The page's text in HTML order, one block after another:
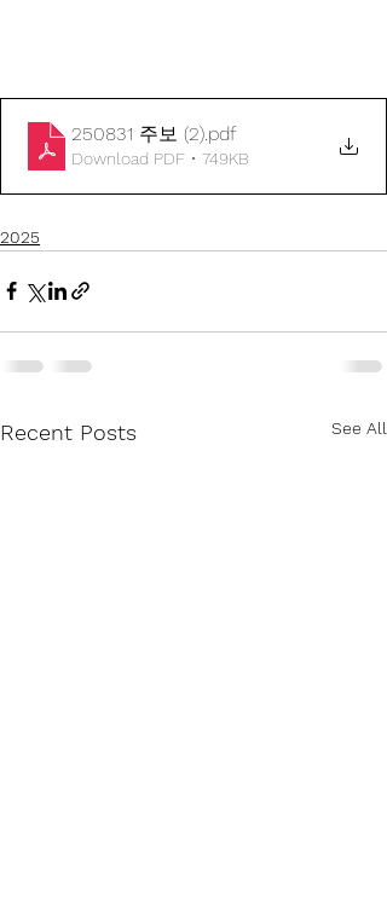
250831 주보 (2).pdf
Download PDF • 749KB
2025
Recent Posts See All